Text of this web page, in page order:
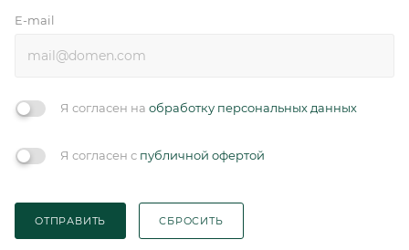
E-mail
Я согласен на обработку персональных данных
Я согласен с публичной офертой
ОТПРАВИТЬ СБРОСИТЬ